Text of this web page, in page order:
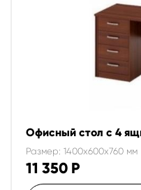
Офисный стол с 4
Размер: 1400x600x760 мм
11 350 Р